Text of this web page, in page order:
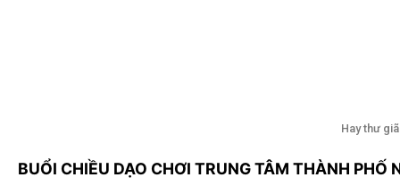
Hay thư
BUỔI CHIỀU DẠO CHƠI TRUNG TÂM THÀNH PHỐ